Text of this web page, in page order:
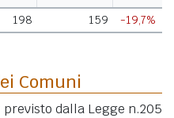
198 159 -19,7%
Comuni
previsto dalla Legge n.205